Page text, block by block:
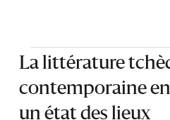
La littérature
contemporaine en
un état des lieux